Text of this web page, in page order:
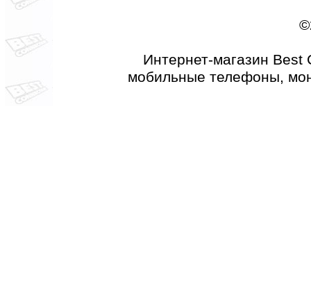
Интернет-магазин Best
мобильные телефоны,